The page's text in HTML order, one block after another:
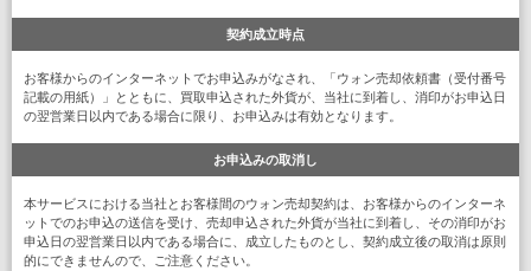
契約成立時点
お客様からのインターネットでお申込みがなされ、「ウォン売却依頼書（受付番号
記載の用紙）」とともに、買取申込された外貨が、当社に到着し、消印がお申込日
の翌営業日以内である場合に限り、お申込みは有効となります。
お申込みの取消し
本サービスにおける当社とお客様間のウォン売却契約は、お客様からのインターネ
ットでのお申込の送信を受け、売却申込された外貨が当社に到着し、その消印がお
申込日の翌営業日以内である場合に、成立したものとし、契約成立後の取消は原則
的にできませんので、ご注意ください。